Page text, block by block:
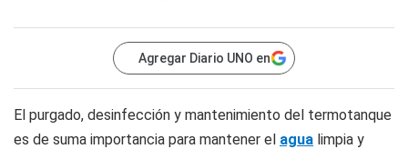
Agregar Diario UNO en
El purgado, desinfección y mantenimiento del termotanque
es de suma importancia para mantener el agua limpia y